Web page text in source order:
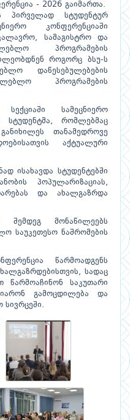
- 2026 გაიმართა.
პირველად სტუდენტურ
კონფერენციაში
სამაგისტრო და
პროგრამების
როგორც ბსუ-ს
დაწესებულებების
პროგრამების
სამეცნიერო
სტუდენტმა, რომლებმაც
თანამედროვე
აქტუალური
ისახავდა სტუდენტებში
პოპულარიზაციას,
და ახალგაზრდა
შემდეგ მონაწილეებს
საუკეთესო ნაშრომების
წარმოადგენს
სადაც
საკუთარი
გამოცდილება და
სივრცეში.